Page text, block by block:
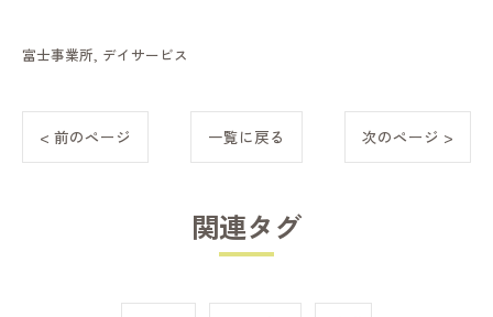
富士事業所 デイサービス
< 前のページ 一覧に戻る 次のページ >
関連タグ